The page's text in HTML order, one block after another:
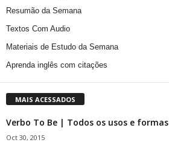
Resumão da Semana
Textos Com Audio
Materiais de Estudo da Semana
Aprenda inglês com citações
MAIS ACESSADOS
Verbo To Be | Todos os usos e formas
Oct 30, 2015